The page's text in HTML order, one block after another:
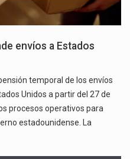
envíos a Estados
temporal de los envíos
Unidos a partir del 27 de
procesos operativos para
estadounidense. La